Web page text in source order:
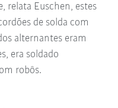
relata Euschen, estes
de solda com
alternantes eram
era soldado
robôs.